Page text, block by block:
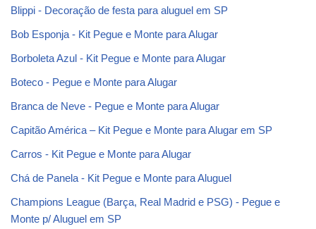
Blippi - Decoração de festa para aluguel em SP
Bob Esponja - Kit Pegue e Monte para Alugar
Borboleta Azul - Kit Pegue e Monte para Alugar
Boteco - Pegue e Monte para Alugar
Branca de Neve - Pegue e Monte para Alugar
Capitão América – Kit Pegue e Monte para Alugar em SP
Carros - Kit Pegue e Monte para Alugar
Chá de Panela - Kit Pegue e Monte para Aluguel
Champions League (Barça, Real Madrid e PSG) - Pegue e
Monte p/ Aluguel em SP